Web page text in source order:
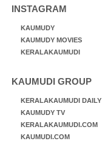
INSTAGRAM
KAUMUDY
KAUMUDY MOVIES
KERALAKAUMUDI
KAUMUDI GROUP
KERALAKAUMUDI DAILY
KAUMUDY TV
KERALAKAUMUDI.COM
KAUMUDI.COM